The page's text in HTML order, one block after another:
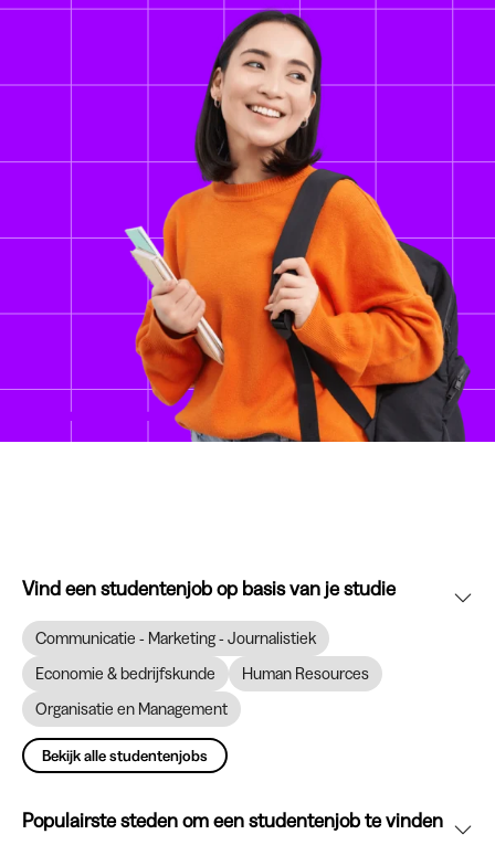
Vind een studentenjob op basis van je studie
Communicatie - Marketing - Journalistiek
Economie & bedrijfskunde
Human Resources
Organisatie en Management
Bekijk alle studentenjobs
Populairste steden om een studentenjob te vinden